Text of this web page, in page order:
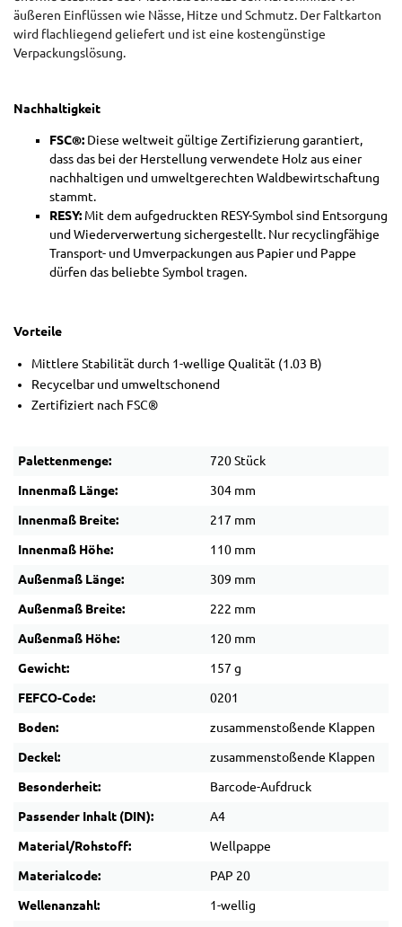
äußeren Einflüssen wie Nässe, Hitze und Schmutz. Der Faltkarton
wird flachliegend geliefert und ist eine kostengünstige
Verpackungslösung.
Nachhaltigkeit
FSC®: Diese weltweit gültige Zertifizierung garantiert,
dass das bei der Herstellung verwendete Holz aus einer
nachhaltigen und umweltgerechten Waldbewirtschaftung
stammt.
RESY: Mit dem aufgedruckten RESY-Symbol sind Entsorgung
und Wiederverwertung sichergestellt. Nur recyclingfähige
Transport- und Umverpackungen aus Papier und Pappe
dürfen das beliebte Symbol tragen.
Vorteile
Mittlere Stabilität durch 1-wellige Qualität (1.03 B)
Recycelbar und umweltschonend
Zertifiziert nach FSC®
Palettenmenge: 720 Stück
Innenmaß Länge: 304 mm
Innenmaß Breite: 217 mm
Innenmaß Höhe: 110 mm
Außenmaß Länge: 309 mm
Außenmaß Breite: 222 mm
Außenmaß Höhe: 120 mm
Gewicht: 157 g
FEFCO-Code: 0201
Boden: zusammenstoßende Klappen
Deckel: zusammenstoßende Klappen
Besonderheit: Barcode-Aufdruck
Passender Inhalt (DIN): A4
Material/Rohstoff: Wellpappe
Materialcode: PAP 20
Wellenanzahl: 1-wellig